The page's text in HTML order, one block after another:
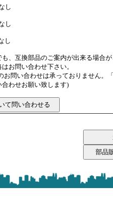
し
し
し
、互換部品のご案内が出来る場合
お問い合わせ下さい。
お問い合わせは承っておりません。
わせお願い致します)